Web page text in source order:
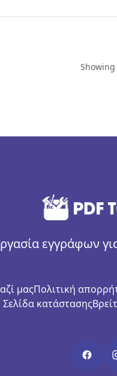
Showing
εγγράφων
μαςΠολιτική
Σελίδα κατάστασης